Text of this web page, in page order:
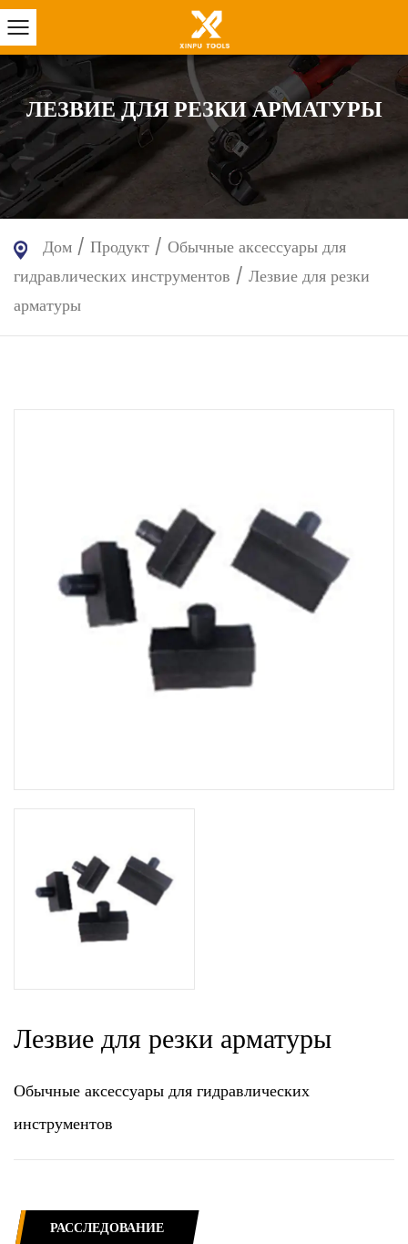
ЛЕЗВИЕ ДЛЯ РЕЗКИ АРМАТУРЫ
Дом / Продукт / Обычные аксессуары для
гидравлических инструментов / Лезвие для резки
арматуры
Лезвие для резки арматуры
Обычные аксессуары для гидравлических
инструментов
РАССЛЕДОВАНИЕ